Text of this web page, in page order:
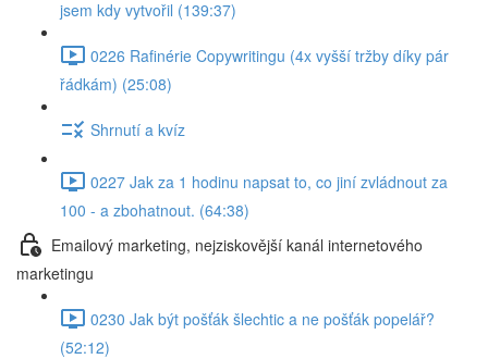
jsem kdy vytvořil (139:37)
0226 Rafinérie Copywritingu (4x vyšší tržby díky pár
řádkám) (25:08)
Shrnutí a kvíz
0227 Jak za 1 hodinu napsat to, co jiní zvládnout za
100 - a zbohatnout. (64:38)
Emailový marketing, nejziskovější kanál internetového
marketingu
0230 Jak být pošťák šlechtic a ne pošťák popelář?
(52:12)